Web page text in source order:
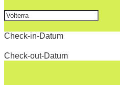
Check-in-Datum
Check-out-Datum